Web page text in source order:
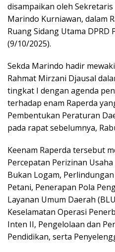
disampaikan oleh
Marindo Kurniawan, dalam
Ruang Sidang Utama DPRD
(9/10/2025).
Sekda Marindo hadir
Rahmat Mirzani Djausal
tingkat I dengan agenda
terhadap enam Raperda
Pembentukan Peraturan
pada rapat sebelumnya,
Keenam Raperda tersebut
Percepatan Perizinan
Bukan Logam,
Petani, Penerapan Pola
Layanan Umum Daerah
Keselamatan Operasi
Inten II, Pengelolaan dan
Pendidikan, serta